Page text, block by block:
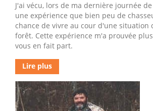
J'ai vécu, lors de ma dernière journée de
une expérience que bien peu de
chance de vivre au cour d'une situation
forêt. Cette expérience m'a prouvée
vous en fait part.
Lire plus